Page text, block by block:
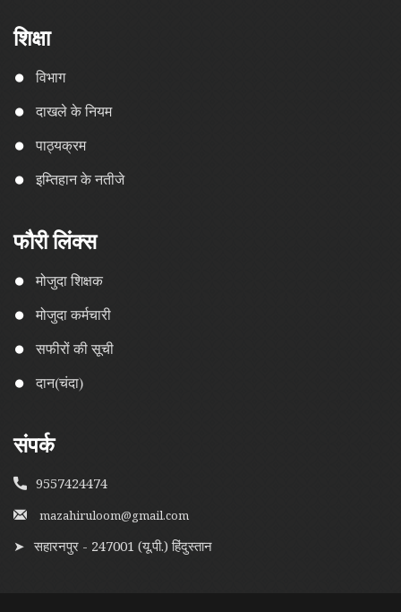
शिक्षा
विभाग
दाखले के नियम
पाठ्यक्रम
इम्तिहान के नतीजे
फौरी लिंक्स
मोजुदा शिक्षक
मोजुदा कर्मचारी
सफीरों की सूची
दान(चंदा)
संपर्क
9557424474
mazahiruloom@gmail.com
➤ सहारनपुर - 247001 (यू.पी.) हिंदुस्तान